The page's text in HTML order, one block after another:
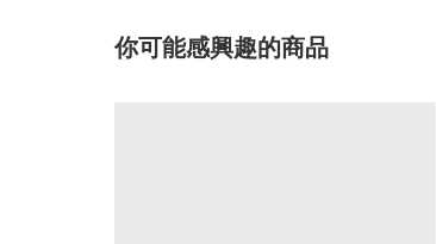
你可能感興趣的商品